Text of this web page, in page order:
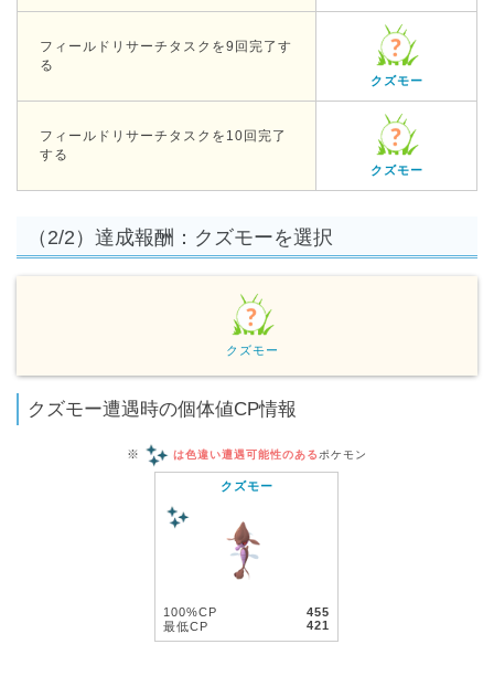
フィールドリサーチタスクを9回完了す
る
クズモー
フィールドリサーチタスクを10回完了
する
クズモー
（2/2）達成報酬：クズモーを選択
クズモー
クズモー遭遇時の個体値CP情報
※ は色違い遭遇可能性のある ポケモン
クズモー
100%CP
455
最低CP
421